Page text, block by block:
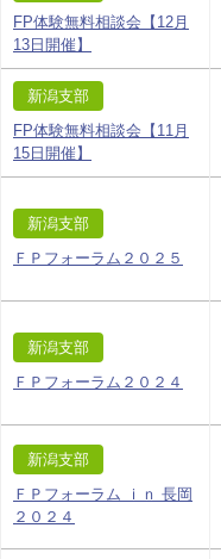
FP体験無料相談会【12月
13日開催】
新潟支部
FP体験無料相談会【11月
15日開催】
新潟支部
ＦＰフォーラム２０２５
新潟支部
ＦＰフォーラム２０２４
新潟支部
ＦＰフォーラム ｉｎ 長岡
２０２４